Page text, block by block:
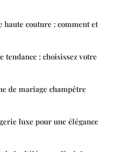
haute couture : comment et
tendance : choisissez votre
de mariage champêtre
luxe pour une élégance